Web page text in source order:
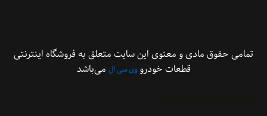
حقوق مادی و معنوی این سایت متعلق به فروشگاه اینترنتی
قطعات خودرووی سی ال می‌باشد